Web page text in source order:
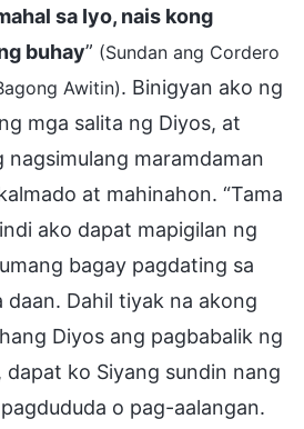
sa Iyo, nais kong
buhay” (Sundan ang Cordero
Awitin). Binigyan ako ng
mga salita ng Diyos, at
maramdaman
at mahinahon. “Tama
ako dapat mapigilan ng
bagay pagdating sa
daan. Dahil tiyak na akong
Diyos ang pagbabalik ng
dapat ko Siyang sundin nang
o pag-aalangan.